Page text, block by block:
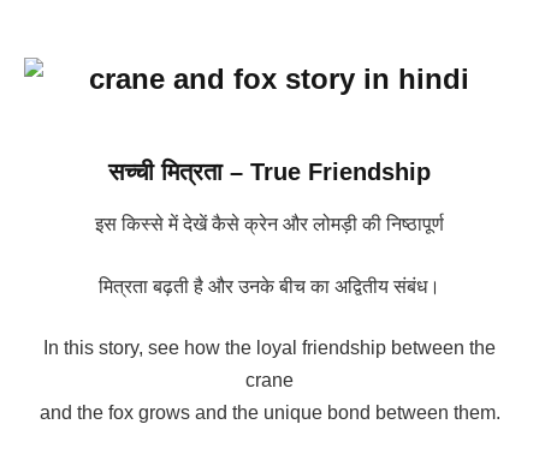
सच्ची मित्रता – True Friendship
इस किस्से में देखें कैसे क्रेन और लोमड़ी की निष्ठापूर्ण
मित्रता बढ़ती है और उनके बीच का अद्वितीय संबंध।
In this story, see how the loyal friendship between the
crane
and the fox grows and the unique bond between them.